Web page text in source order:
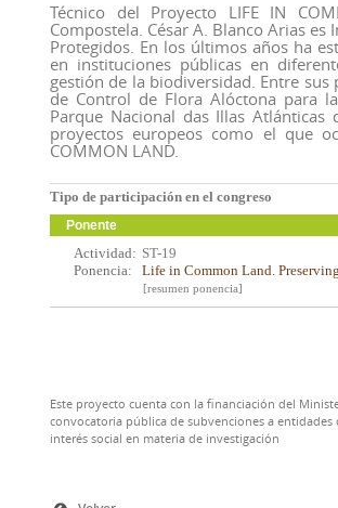
Técnico del Proyecto LIFE IN
Compostela. César A. Blanco Arias
Protegidos. En los últimos años ha
en instituciones públicas en
gestión de la biodiversidad. Entre sus
de Control de Flora Alóctona para
Parque Nacional das Illas
proyectos europeos como el que
COMMON LAND.
Tipo de participación en el congreso
Ponente
Actividad: ST-19
Ponencia:
Life in Common Land.
[resumen ponencia]
Este proyecto cuenta con la financiación del
convocatoria pública de subvenciones a entidades
interés social en materia de investigación